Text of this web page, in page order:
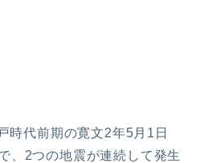
時代前期の寛文2年5月1日
、2つの地震が連続して発生